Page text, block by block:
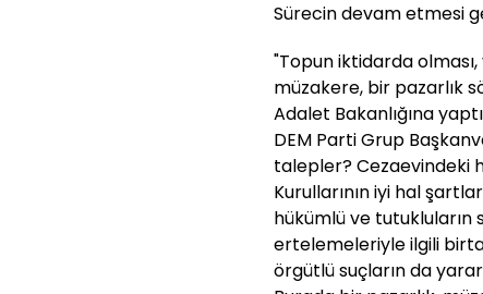
Sürecin devam etmesi
"Topun iktidarda
müzakere, bir pazarlık
Adalet Bakanlığına
DEM Parti Grup
talepler? Cezaevindeki
Kurullarının iyi hal
hükümlü ve tutukluların
ertelemeleriyle ilgili
örgütlü suçların da